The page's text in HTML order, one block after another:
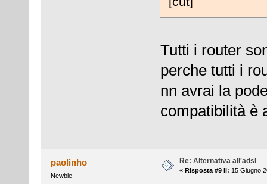
Tutti i router
perche tutti i
nn avrai la
compatibilità è
paolinho
Newbie
Re: Alternativa all'adsl
« Risposta #9 il: 15 Giugno